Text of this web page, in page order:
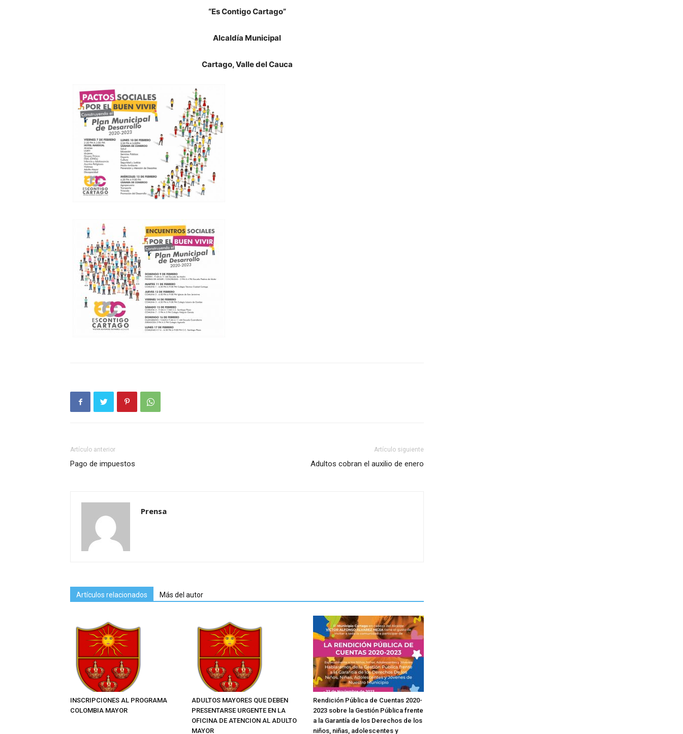
“Es Contigo Cartago”
Alcaldía Municipal
Cartago, Valle del Cauca
Artículo anterior
Pago de impuestos
Artículo siguiente
Adultos cobran el auxilio de enero
Prensa
Artículos relacionados Más del autor
INSCRIPCIONES AL PROGRAMA
COLOMBIA MAYOR
ADULTOS MAYORES QUE DEBEN
PRESENTARSE URGENTE EN LA
OFICINA DE ATENCION AL ADULTO
MAYOR
Rendición Pública de Cuentas 2020-
2023 sobre la Gestión Pública frente
a la Garantía de los Derechos de los
niños, niñas, adolescentes y